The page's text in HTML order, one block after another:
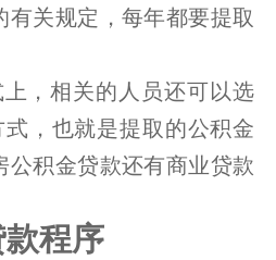
有关规定，每年都要提取
，相关的人员还可以选
，也就是提取的公积金
公积金贷款还有商业贷款
程序